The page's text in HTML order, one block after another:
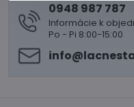
0948 987 787
Informácie k
Po - Pi 8:00-15:00